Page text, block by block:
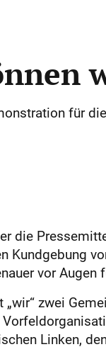
für
die
Kundgebung
vor
„wir“ zwei
Linken,